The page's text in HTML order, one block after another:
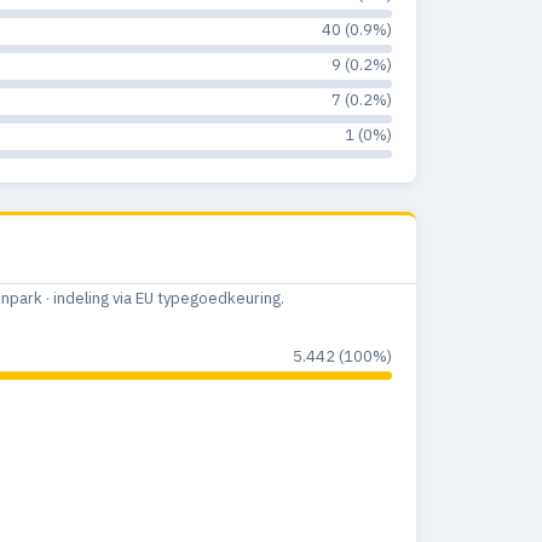
2 4.4%
0 0%
0 0%
40 (0.9%)
9 (0.2%)
7 (0.2%)
1 (0%)
· indeling via EU typegoedkeuring.
5.442 (100%)